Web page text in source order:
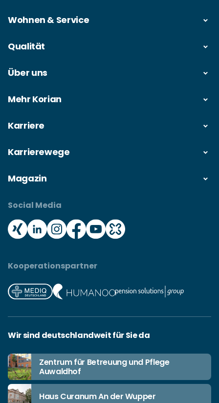
Wohnen & Service
Qualität
Über uns
Mehr Korian
Karriere
Karrierewege
Magazin
Social Media
Kooperationspartner
Wir sind deutschlandweit für Sie da
Zentrum für Betreuung und Pflege
Auwaldhof
Haus Curanum An der Wupper